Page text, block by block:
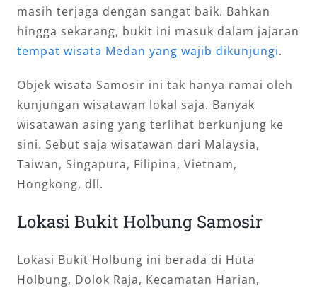
masih terjaga dengan sangat baik. Bahkan
hingga sekarang, bukit ini masuk dalam jajaran
tempat wisata Medan yang wajib dikunjungi.
Objek wisata Samosir ini tak hanya ramai oleh
kunjungan wisatawan lokal saja. Banyak
wisatawan asing yang terlihat berkunjung ke
sini. Sebut saja wisatawan dari Malaysia,
Taiwan, Singapura, Filipina, Vietnam,
Hongkong, dll.
Lokasi Bukit Holbung Samosir
Lokasi Bukit Holbung ini berada di Huta
Holbung, Dolok Raja, Kecamatan Harian,